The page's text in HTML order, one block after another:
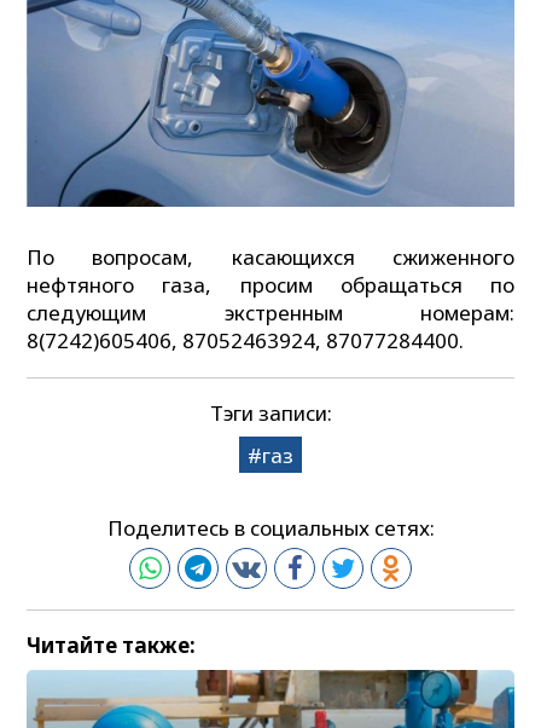
По вопросам, касающихся сжиженного
нефтяного газа, просим обращаться по
следующим экстренным номерам:
8(7242)605406, 87052463924, 87077284400.
Тэги записи:
газ
Поделитесь в социальных сетях:
Читайте также: